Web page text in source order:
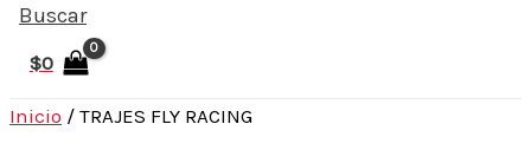
Buscar
$0
Inicio / TRAJES FLY RACING